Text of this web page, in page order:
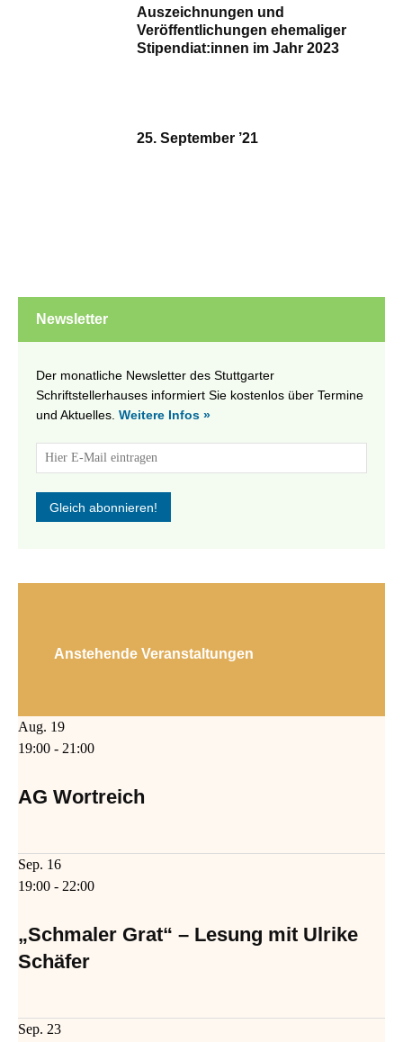
Auszeichnungen und
Veröffentlichungen ehemaliger
Stipendiat:innen im Jahr 2023
25. September ’21
Newsletter
Der monatliche Newsletter des Stuttgarter
Schriftstellerhauses informiert Sie kostenlos über Termine
und Aktuelles. Weitere Infos »
Anstehende Veranstaltungen
Aug. 19
19:00 - 21:00
AG Wortreich
Sep. 16
19:00 - 22:00
„Schmaler Grat“ – Lesung mit Ulrike
Schäfer
Sep. 23